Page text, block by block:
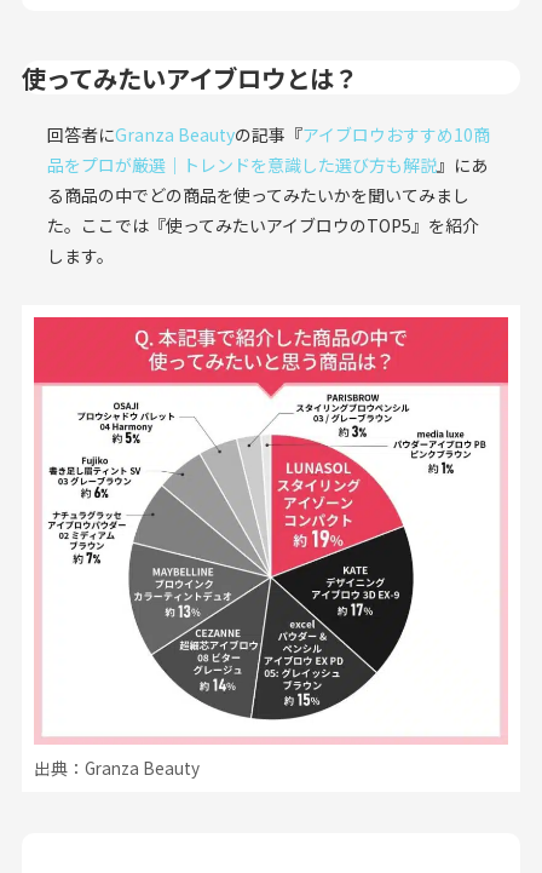
使ってみたいアイブロウとは？
回答者にGranza Beautyの記事『アイブロウおすすめ10商
品をプロが厳選｜トレンドを意識した選び方も解説』にあ
る商品の中でどの商品を使ってみたいかを聞いてみまし
た。ここでは『使ってみたいアイブロウのTOP5』を紹介
します。
出典：Granza Beauty